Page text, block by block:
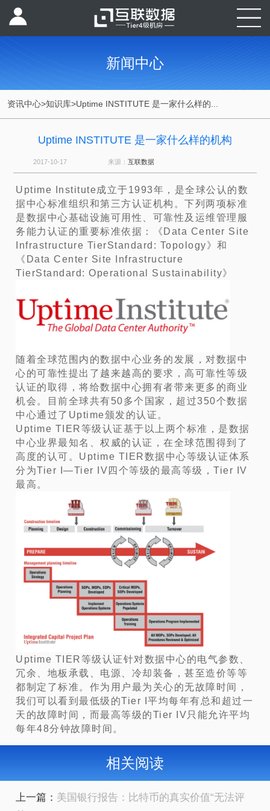
新闻中心
资讯中心>知识库>Uptime INSTITUTE 是一家什么样的...
Uptime INSTITUTE 是一家什么样的机构
2017-10-17 来源： 互联数据
Uptime Institute成立于1993年，是全球公认的数
据中心标准组织和第三方认证机构。下列两项标准
是数据中心基础设施可用性、可靠性及运维管理服
务能力认证的重要标准依据：《Data Center Site
Infrastructure TierStandard: Topology》和
《Data Center Site Infrastructure
TierStandard: Operational Sustainability》
随着全球范围内的数据中心业务的发展，对数据中
心的可靠性提出了越来越高的要求，高可靠性等级
认证的取得，将给数据中心拥有者带来更多的商业
机会。目前全球共有50多个国家，超过350个数据
中心通过了Uptime颁发的认证。
Uptime TIER等级认证基于以上两个标准，是数据
中心业界最知名、权威的认证，在全球范围得到了
高度的认可。Uptime TIER数据中心等级认证体系
分为Tier I—Tier IV四个等级的最高等级，Tier IV
最高。
Uptime TIER等级认证针对数据中心的电气参数、
冗余、地板承载、电源、冷却装备，甚至造价等等
都制定了标准。作为用户最为关心的无故障时间，
我们可以看到最低级的Tier I平均每年有总和超过一
天的故障时间，而最高等级的Tier IV只能允许平均
每年48分钟故障时间。
相关阅读
上一篇： 美国银行报告：比特币的真实价值“无法评